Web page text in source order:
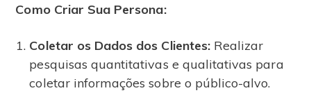
Como Criar Sua Persona:
Coletar os Dados dos Clientes:Realizar
pesquisas quantitativas e qualitativas para
coletar informações sobre o público-alvo.